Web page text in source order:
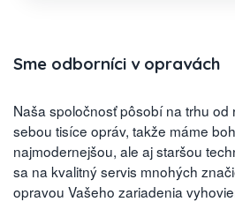
Sme odborníci v opravách
Naša spoločnosť pôsobí na trhu od
sebou tisíce opráv, takže máme
najmodernejšou, ale aj staršou
sa na kvalitný servis mnohých
opravou Vašeho zariadenia